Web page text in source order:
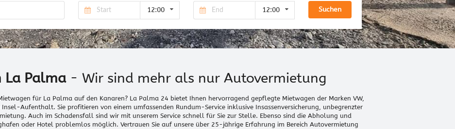
12:00 12:00 Suchen
La Palma- Wir sind mehr als nur Autovermietung
für La Palma auf den Kanaren? La Palma 24 bietet Ihnen hervorragend gepflegte Mietwagen der Marken VW,
Insel-Aufenthalt. Sie profitieren von einem umfassenden Rundum-Service inklusive Insassenversicherung, unbegrenzter
Auch im Schadensfall sind wir mit unserem Service schnell für Sie zur Stelle. Ebenso sind die Abholung und
oder Hotel problemlos möglich. Vertrauen Sie auf unsere über 25-jährige Erfahrung im Bereich Autovermietung